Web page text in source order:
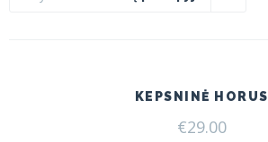
KEPSNINĖ HORUS
€29.00